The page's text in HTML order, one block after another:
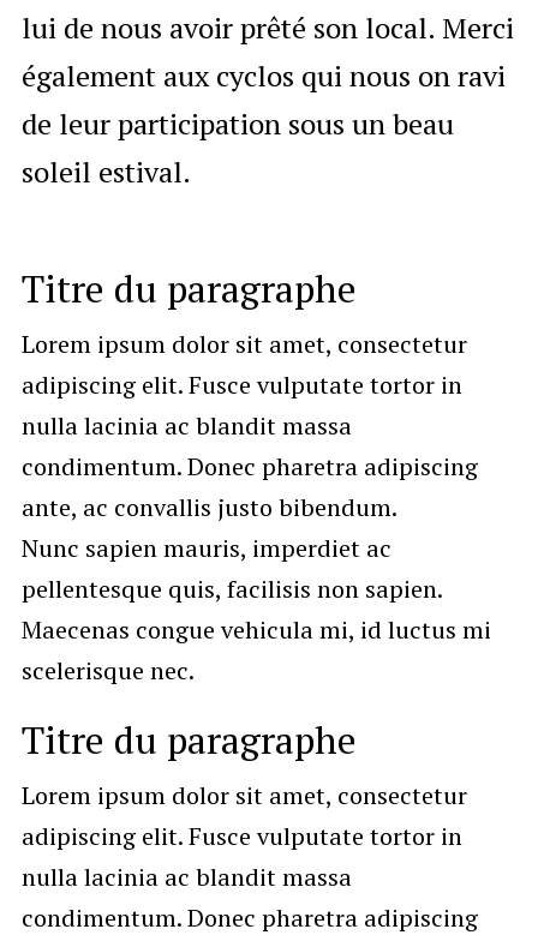
lui de nous avoir prêté son local. Merci
également aux cyclos qui nous on ravi
de leur participation sous un beau
soleil estival.
Titre du paragraphe
Lorem ipsum dolor sit amet, consectetur
adipiscing elit. Fusce vulputate tortor in
nulla lacinia ac blandit massa
condimentum. Donec pharetra adipiscing
ante, ac convallis justo bibendum.
Nunc sapien mauris, imperdiet ac
pellentesque quis, facilisis non sapien.
Maecenas congue vehicula mi, id luctus mi
scelerisque nec.
Titre du paragraphe
Lorem ipsum dolor sit amet, consectetur
adipiscing elit. Fusce vulputate tortor in
nulla lacinia ac blandit massa
condimentum. Donec pharetra adipiscing